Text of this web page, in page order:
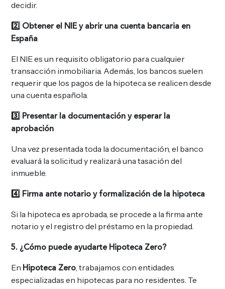
decidir.
2️ ⃣ Obtener el NIE y abrir una cuenta bancaria en
España
El NIE es un requisito obligatorio para cualquier
transacción inmobiliaria. Además, los bancos suelen
requerir que los pagos de la hipoteca se realicen desde
una cuenta española.
3️ ⃣ Presentar la documentación y esperar la
aprobación
Una vez presentada toda la documentación, el banco
evaluará la solicitud y realizará una tasación del
inmueble.
4️ ⃣ Firma ante notario y formalización de la hipoteca
Si la hipoteca es aprobada, se procede a la firma ante
notario y el registro del préstamo en la propiedad.
5. ¿Cómo puede ayudarte Hipoteca Zero?
En Hipoteca Zero, trabajamos con entidades
especializadas en hipotecas para no residentes. Te